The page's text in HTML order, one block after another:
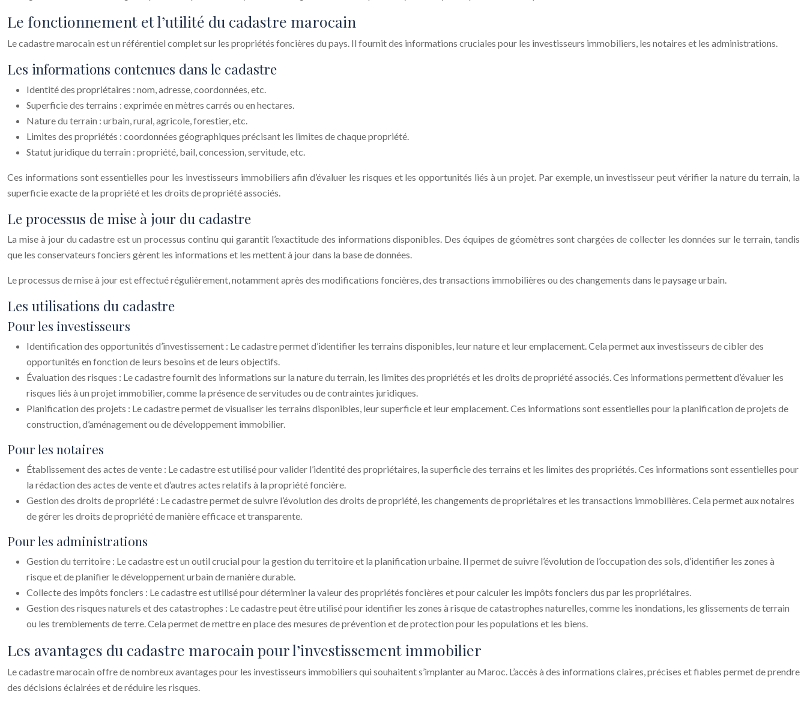
Le fonctionnement et l’utilité du cadastre marocain
Le cadastre marocain est un référentiel complet sur les propriétés foncières du pays. Il fournit des informations cruciales pour les investisseurs immobiliers, les notaires et les administrations.
Les informations contenues dans le cadastre
Identité des propriétaires : nom, adresse, coordonnées, etc.
Superficie des terrains : exprimée en mètres carrés ou en hectares.
Nature du terrain : urbain, rural, agricole, forestier, etc.
Limites des propriétés : coordonnées géographiques précisant les limites de chaque propriété.
Statut juridique du terrain : propriété, bail, concession, servitude, etc.
Ces informations sont essentielles pour les investisseurs immobiliers afin d’évaluer les risques et les opportunités liés à un projet. Par exemple, un investisseur peut vérifier la nature du terrain, la
superficie exacte de la propriété et les droits de propriété associés.
Le processus de mise à jour du cadastre
La mise à jour du cadastre est un processus continu qui garantit l’exactitude des informations disponibles. Des équipes de géomètres sont chargées de collecter les données sur le terrain, tandis
que les conservateurs fonciers gèrent les informations et les mettent à jour dans la base de données.
Le processus de mise à jour est effectué régulièrement, notamment après des modifications foncières, des transactions immobilières ou des changements dans le paysage urbain.
Les utilisations du cadastre
Pour les investisseurs
Identification des opportunités d’investissement : Le cadastre permet d’identifier les terrains disponibles, leur nature et leur emplacement. Cela permet aux investisseurs de cibler des
opportunités en fonction de leurs besoins et de leurs objectifs.
Évaluation des risques : Le cadastre fournit des informations sur la nature du terrain, les limites des propriétés et les droits de propriété associés. Ces informations permettent d’évaluer les
risques liés à un projet immobilier, comme la présence de servitudes ou de contraintes juridiques.
Planification des projets : Le cadastre permet de visualiser les terrains disponibles, leur superficie et leur emplacement. Ces informations sont essentielles pour la planification de projets de
construction, d’aménagement ou de développement immobilier.
Pour les notaires
Établissement des actes de vente : Le cadastre est utilisé pour valider l’identité des propriétaires, la superficie des terrains et les limites des propriétés. Ces informations sont essentielles pour
la rédaction des actes de vente et d’autres actes relatifs à la propriété foncière.
Gestion des droits de propriété : Le cadastre permet de suivre l’évolution des droits de propriété, les changements de propriétaires et les transactions immobilières. Cela permet aux notaires
de gérer les droits de propriété de manière efficace et transparente.
Pour les administrations
Gestion du territoire : Le cadastre est un outil crucial pour la gestion du territoire et la planification urbaine. Il permet de suivre l’évolution de l’occupation des sols, d’identifier les zones à
risque et de planifier le développement urbain de manière durable.
Collecte des impôts fonciers : Le cadastre est utilisé pour déterminer la valeur des propriétés foncières et pour calculer les impôts fonciers dus par les propriétaires.
Gestion des risques naturels et des catastrophes : Le cadastre peut être utilisé pour identifier les zones à risque de catastrophes naturelles, comme les inondations, les glissements de terrain
ou les tremblements de terre. Cela permet de mettre en place des mesures de prévention et de protection pour les populations et les biens.
Les avantages du cadastre marocain pour l’investissement immobilier
Le cadastre marocain offre de nombreux avantages pour les investisseurs immobiliers qui souhaitent s’implanter au Maroc. L’accès à des informations claires, précises et fiables permet de prendre
des décisions éclairées et de réduire les risques.